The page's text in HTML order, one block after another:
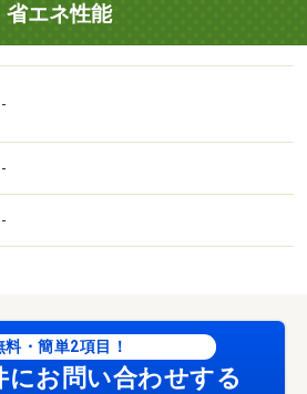
歩５分以内／敷地内ごみ置き場／
ニー／敷金・礼金不要／ＩＴ重説
ド決済可／フレッシュフードモリ
ローソン仙台台原店まで５０ｍ／
）まで９９１ｍ／ＣＯＯＰ ＭＩＹ
６８ｍ／セブンイレブン仙台台原
１００ｍ／クスリのコダマ台原店
４５０ｍ／七十七銀行旭ケ丘支店
省エネ性能
-
-
-
料・簡単2項目！
にお問い合わせする